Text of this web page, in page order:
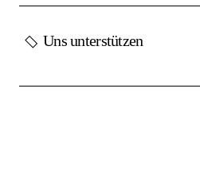
Uns unterstützen